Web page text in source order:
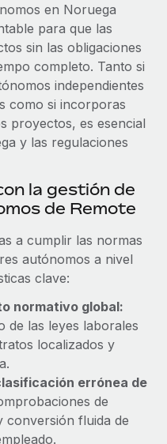
en RR. HH. globales
de candidatos.
y contrólalos
legalidad enseguida.
facilidad.
automatización con IA.
Remote:
Xero y Contractor
ayudar a empresas de
y...
en Noruega
para que las
sin las obligaciones
completo. Tanto si
independientes
como si incorporas
proyectos, es esencial
y las regulaciones
la gestión de
de Remote
a cumplir las normas
autónomos a nivel
clave:
normativo global:
de las leyes laborales
localizados y
errónea de
de
conversión fluida de